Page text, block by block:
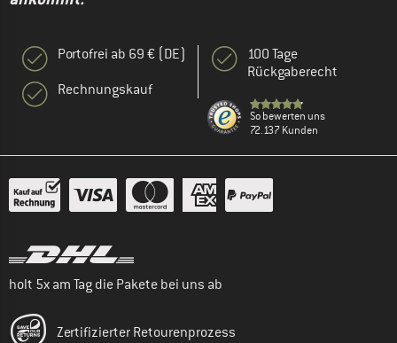
Portofrei ab 69 € (DE)
Rechnungskauf
100 Tage
Rückgaberecht
So bewerten uns
72.137 Kunden
holt 5x am Tag die Pakete bei uns ab
Zertifizierter Retourenprozess